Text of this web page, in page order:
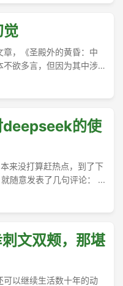
，《圣殿外的黄昏：中
不欲多言，但因为其中涉
，故不得不多说几句。
无一个“2014年《关于宗
》”，而且政府行文，从
“宗教教职人员”。“2022
机，暴露出过度依赖宗
逻辑不同，毫无根据。“传
属灵积分"，积分可兑换合
“上海沐恩堂的"333"方
养老，危言耸听。“深圳基
“2023年新修订的《社会
”一说，时间倒错，一眼
的使
来没打算赶热点，到了下
随意发表了几句评论： ...
文双颊，那堪
以继续生活数十年的动